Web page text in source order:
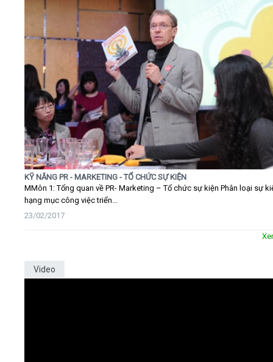
KỸ NĂNG PR - MARKETING - TỔ CHỨC SỰ KIỆN
MMôn 1: Tổng quan về PR- Marketing – Tổ chức sự kiện Phân loại sự
hạng mục công việc triển...
23/02/2017
Video